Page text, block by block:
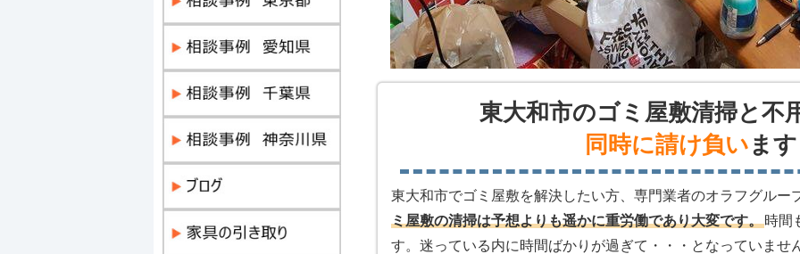
東大和市のゴミ屋敷清掃と不
同時に請け負い ま
東大和市でゴミ屋敷を解決したい方、専門業者のオラフグルー
ミ屋敷の清掃は予想よりも遥かに重労働であり大変です。時間
す。迷っている内に時間ばかりが過ぎて・・・となっていませ